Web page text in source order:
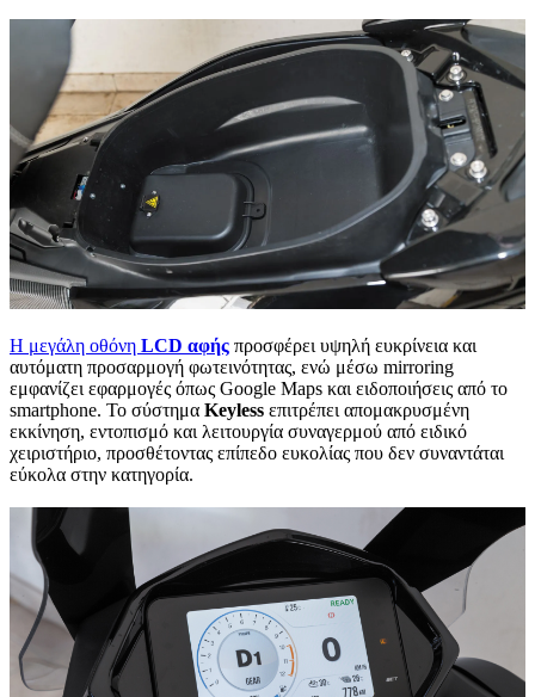
Η μεγάλη οθόνη LCD αφής προσφέρει υψηλή ευκρίνεια και
αυτόματη προσαρμογή φωτεινότητας, ενώ μέσω mirroring
εμφανίζει εφαρμογές όπως Google Maps και ειδοποιήσεις από το
smartphone. Το σύστημα Keyless επιτρέπει απομακρυσμένη
εκκίνηση, εντοπισμό και λειτουργία συναγερμού από ειδικό
χειριστήριο, προσθέτοντας επίπεδο ευκολίας που δεν συναντάται
εύκολα στην κατηγορία.